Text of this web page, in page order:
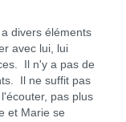
éléments
avec lui, lui
Il n'y a pas de
Il ne suffit pas
pas plus
et Marie se